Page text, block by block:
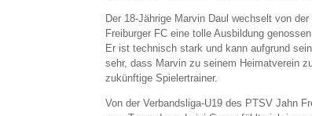
Der 18-Jährige Marvin Daul wechselt von
Freiburger FC eine tolle Ausbildung
Er ist technisch stark und kann aufgrund
sehr, dass Marvin zu seinem Heimatverein
zukünftige Spielertrainer.
Von der Verbandsliga-U19 des PTSV Jahn